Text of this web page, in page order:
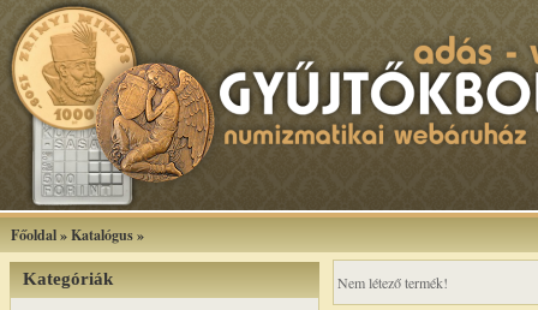
Főoldal»Katalógus»
Kategóriák Nem létező termék!